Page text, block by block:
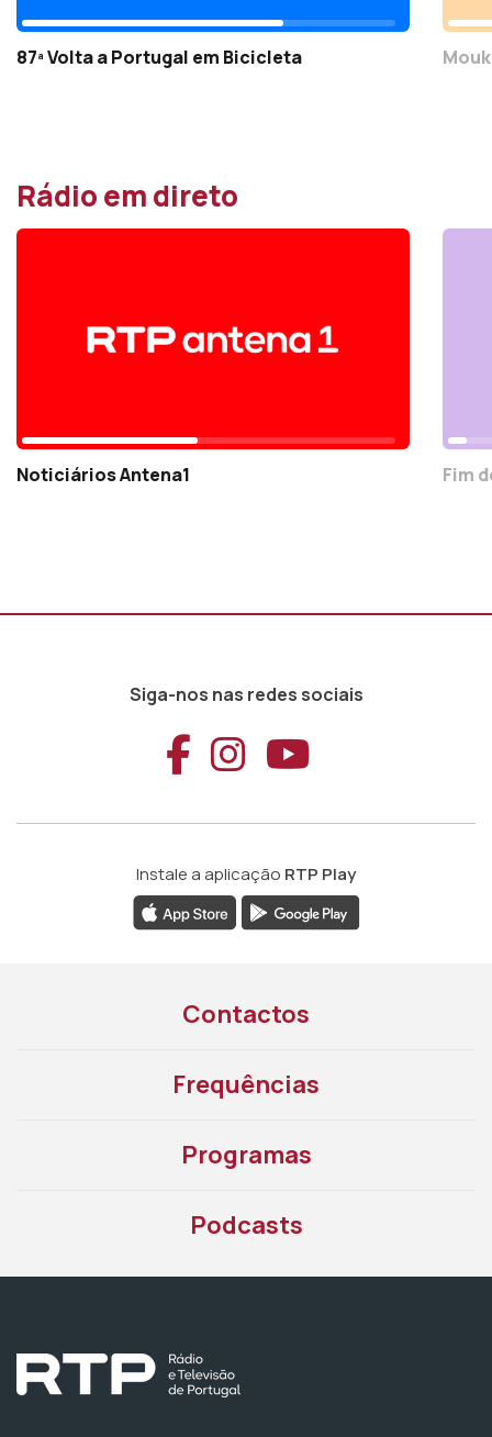
87ª Volta a Portugal em Bicicleta Mouk
Rádio em direto
Noticiários Antena1 Fim
Siga-nos nas redes sociais
Aceder ao
Aceder ao
Aceder
Instale a aplicação RTP Play
Contactos
Frequências
Programas
Podcasts